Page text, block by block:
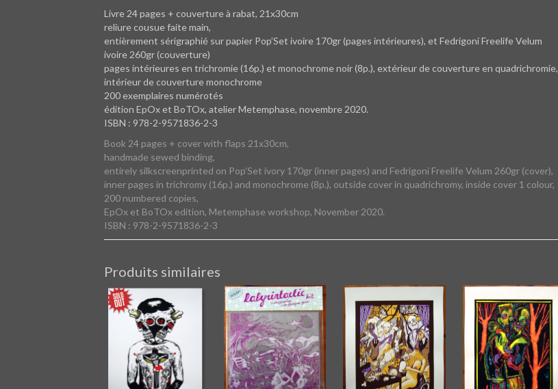
Livre 24 pages + couverture à rabat, 21x30cm
reliure cousue faite main,
entièrement sérigraphié sur papier Pop’Set ivoire 170gr (pages intérieures), et Fedrigoni Freelife Velum
ivoire 260gr (couverture)
pages intérieures en trichromie (16p.) et monochrome noir (8p.), extérieur de couverture en quadrichromie,
intérieur de couverture monochrome
200 exemplaires numérotés
édition EpOx et BoTOx, atelier Metemphase, novembre 2020.
ISBN : 978-2-9571836-2-3
Book 24 pages + cover with flaps 21x30cm,
handmade sewed binding,
entirely silkscreenprinted on Pop’Set ivory 170gr (inner pages) and Fedrigoni Freelife Velum 260gr (cover),
inner pages in trichromy (16p.) and monochrome (8p.), outside cover in quadrichromy, inside cover 1 colour,
200 numbered copies,
EpOx et BoTOx edition, Metemphase workshop, November 2020.
ISBN : 978-2-9571836-2-3
Produits similaires